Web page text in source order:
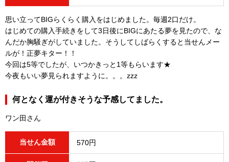
思い立ってBIGらくらく購入をはじめました。毎週2口だけ。
はじめての購入手続きをして3日後にBIGにあたる夢を見たので、な
んだか胸騒ぎがしていました。そうしてしばらくすると当せんメー
ルが！正夢キター！！
今回は5等でしたが、いつかきっと1等もらいます★
今夜もいい夢見られますように。。。zzz
何となく運が付きそうな予感してました。
ワン田さん
当せん金額 570円